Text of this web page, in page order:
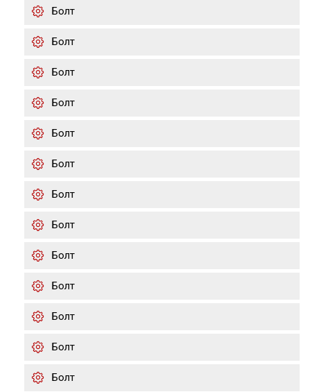
Болт
Болт
Болт
Болт
Болт
Болт
Болт
Болт
Болт
Болт
Болт
Болт
Болт